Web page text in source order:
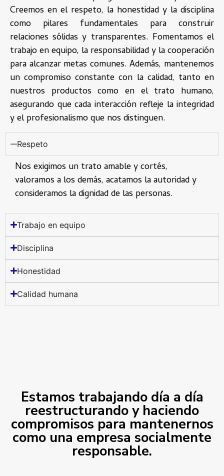
Respeto
Nos exigimos un trato amable y cortés,
valoramos a los demás, acatamos la autoridad y
consideramos la dignidad de las personas.
Trabajo en equipo
Disciplina
Honestidad
Calidad humana
Creemos en el respeto, la honestidad y la disciplina
como pilares fundamentales para construir
relaciones sólidas y transparentes. Fomentamos el
trabajo en equipo, la responsabilidad y la cooperación
para alcanzar metas comunes. Además, mantenemos
un compromiso constante con la calidad, tanto en
nuestros productos como en el trato humano,
asegurando que cada interacción refleje la integridad
y el profesionalismo que nos distinguen.
Estamos trabajando día a día
reestructurando y haciendo
compromisos para mantenernos
como una empresa socialmente
responsable.